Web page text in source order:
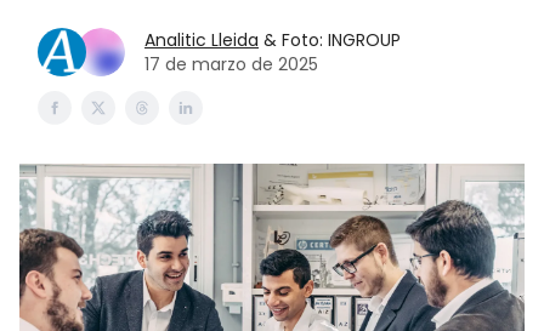
Analitic Lleida & Foto: INGROUP
17 de marzo de 2025